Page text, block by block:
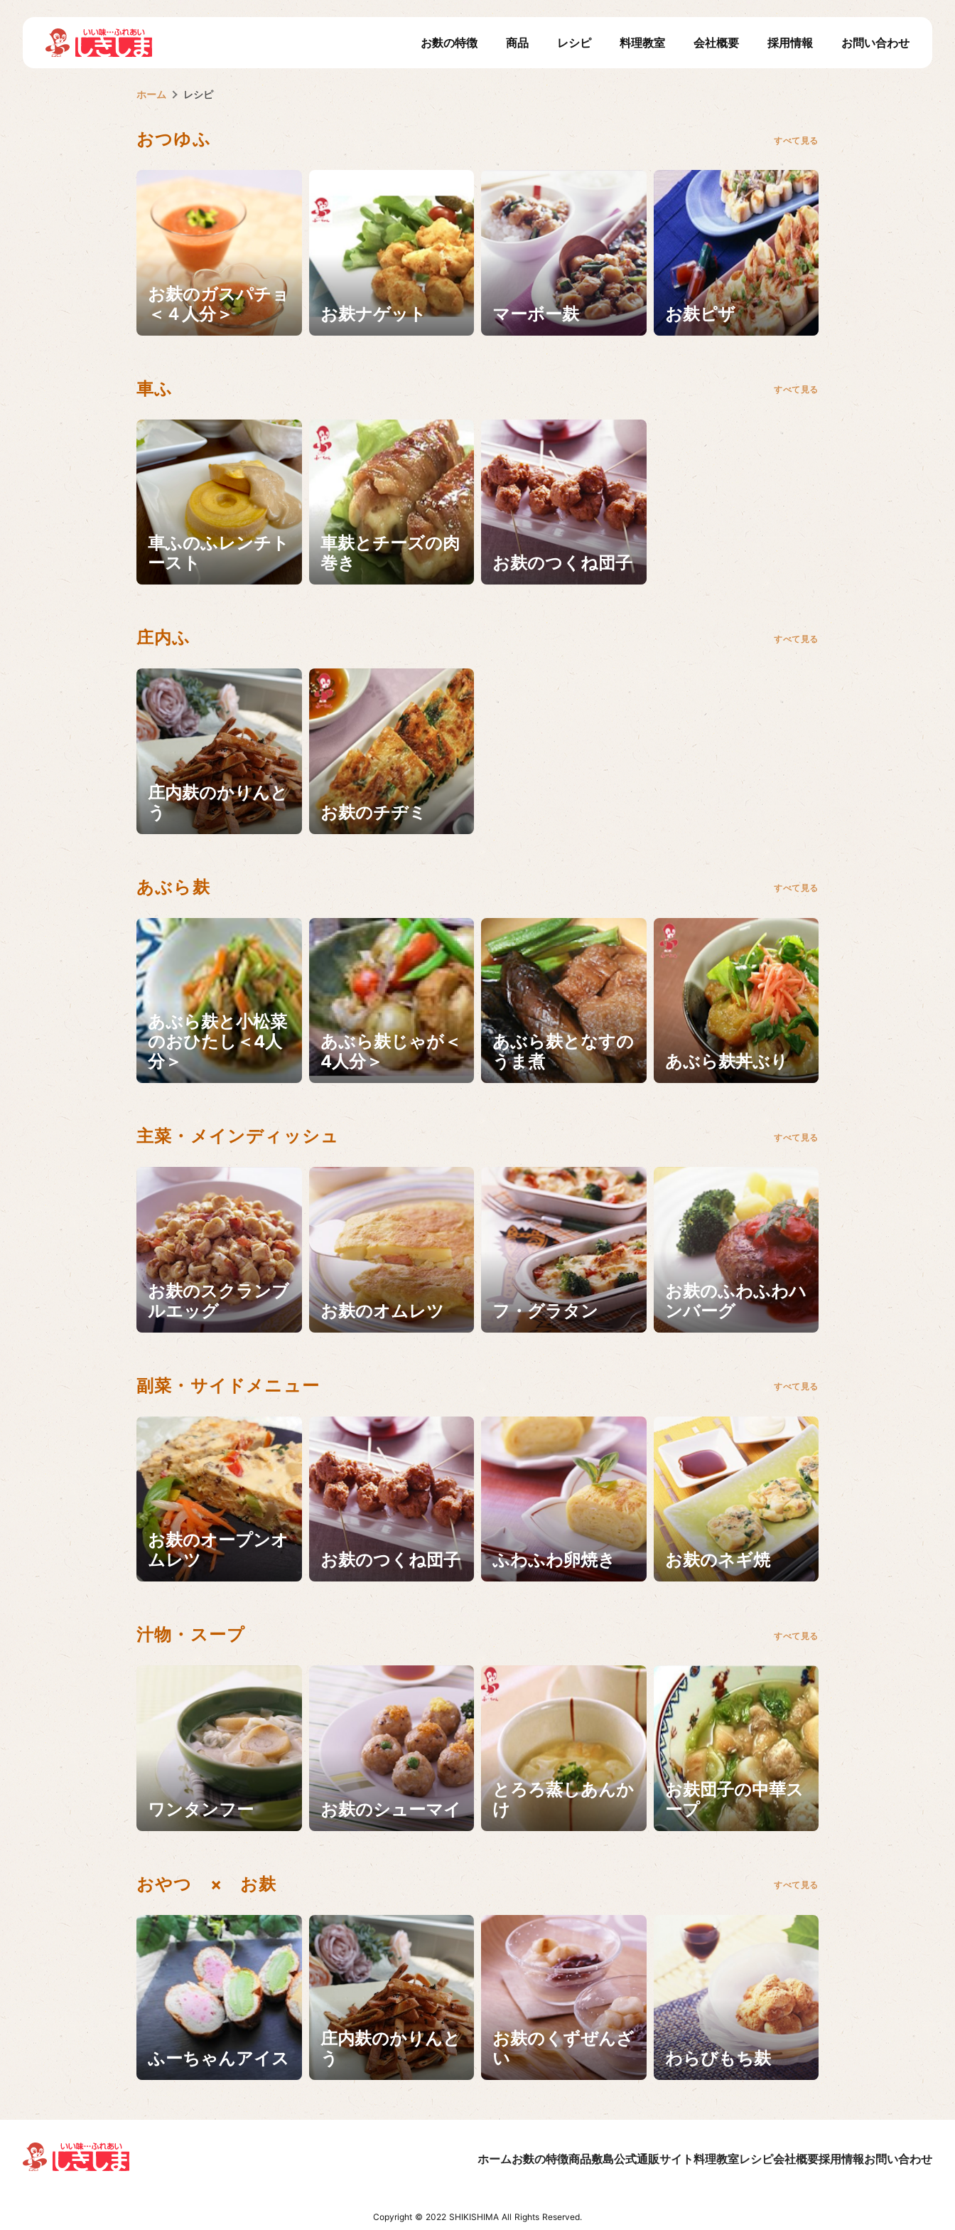
お麩の特徴 商品 レシピ 料理教室 会社概要 採用情報 お問い合わせ
ホーム レシピ
おつゆふ すべて見る
お麸のガスパチョ
＜４人分＞
お麸ナゲット マーボー麸 お麸ピザ
車ふ すべて見る
車ふのふレンチト
ースト
車麸とチーズの肉
巻き
お麸のつくね団子
庄内ふ すべて見る
庄内麸のかりんと
う
お麸のチヂミ
あぶら麸 すべて見る
あぶら麸と小松菜
のおひたし＜4人
分＞
あぶら麸じゃが＜
4人分＞
あぶら麸となすの
うま煮
あぶら麸丼ぶり
主菜・メインディッシュ すべて見る
お麸のスクランブ
ルエッグ
お麸のオムレツ フ・グラタン
お麸のふわふわハ
ンバーグ
副菜・サイドメニュー すべて見る
お麸のオープンオ
ムレツ
お麸のつくね団子 ふわふわ卵焼き お麸のネギ焼
汁物・スープ すべて見る
ワンタンフー お麸のシューマイ
とろろ蒸しあんか
け
お麸団子の中華ス
ープ
おやつ × お麸 すべて見る
ふーちゃんアイス
庄内麸のかりんと
う
お麸のくずぜんざ
い
わらびもち麸
ホームお麩の特徴商品敷島公式通販サイト料理教室レシピ会社概要採用情報お問い合わせ
Copyright © 2022 SHIKISHIMA All Rights Reserved.